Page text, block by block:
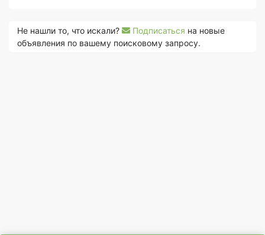
Не нашли то, что искали? Подписаться на новые
объявления по вашему поисковому запросу.